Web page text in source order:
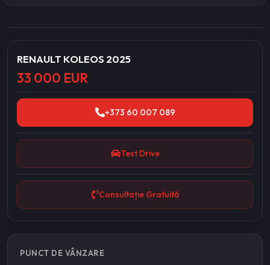
RENAULT KOLEOS 2025
33 000 EUR
+373 60 007 089
Test Drive
Consultație Gratuită
PUNCT DE VÂNZARE